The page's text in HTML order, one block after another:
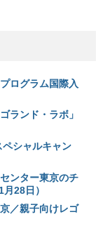
ログラム国際入
ランド・ラボ」
シャルキャン
ンター東京のチ
28日）
／親子向けレゴ